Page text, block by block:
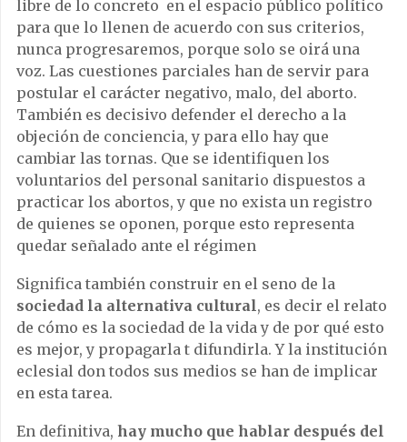
libre de lo concreto en el espacio público político
para que lo llenen de acuerdo con sus criterios,
nunca progresaremos, porque solo se oirá una
voz. Las cuestiones parciales han de servir para
postular el carácter negativo, malo, del aborto.
También es decisivo defender el derecho a la
objeción de conciencia, y para ello hay que
cambiar las tornas. Que se identifiquen los
voluntarios del personal sanitario dispuestos a
practicar los abortos, y que no exista un registro
de quienes se oponen, porque esto representa
quedar señalado ante el régimen
Significa también construir en el seno de la
sociedad la alternativa cultural, es decir el relato
de cómo es la sociedad de la vida y de por qué esto
es mejor, y propagarla t difundirla. Y la institución
eclesial don todos sus medios se han de implicar
en esta tarea.
En definitiva, hay mucho que hablar después del